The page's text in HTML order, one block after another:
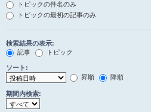
トピックの件名のみ
トピックの最初の記事のみ
検索結果の表示:
記事
トピック
ソート:
昇順
降順
期間内検索: